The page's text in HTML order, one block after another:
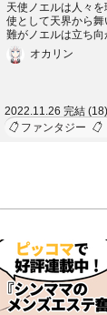
天使ノエルは人々
使として天界から
難がノエルは立ち向
オカリン
2022.11.26 完結 (18)
ファンタジー